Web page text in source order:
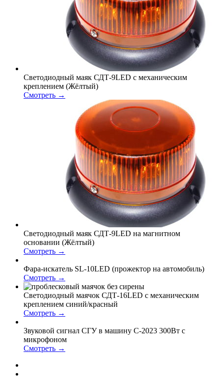
Светодиодный маяк СДТ-9LED с механическим
креплением (Жёлтый)
Смотреть →
Светодиодный маяк СДТ-9LED на магнитном
основании (Жёлтый)
Смотреть →
Фара-искатель SL-10LED (прожектор на автомобиль)
Смотреть →
Светодиодный маячок СДТ-16LED с механическим
креплением синий/красный
Смотреть →
Звуковой сигнал СГУ в машину С-2023 300Вт с
микрофоном
Смотреть →